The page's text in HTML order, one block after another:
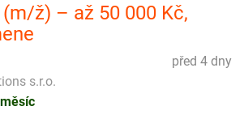
ž) – až 50 000 Kč,
před 4 dny
s.r.o.